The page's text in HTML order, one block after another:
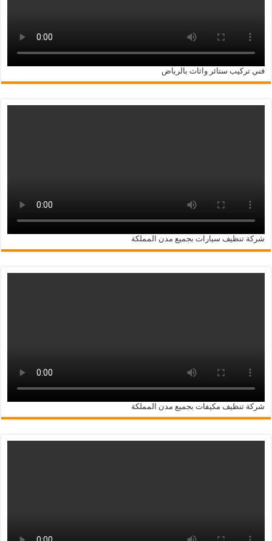
فني تركيب ستائر واثاث بالرياض
شركة تنظيف سيارات بجميع مدن المملكة
شركة تنظيف مكيفات بجميع مدن المملكة